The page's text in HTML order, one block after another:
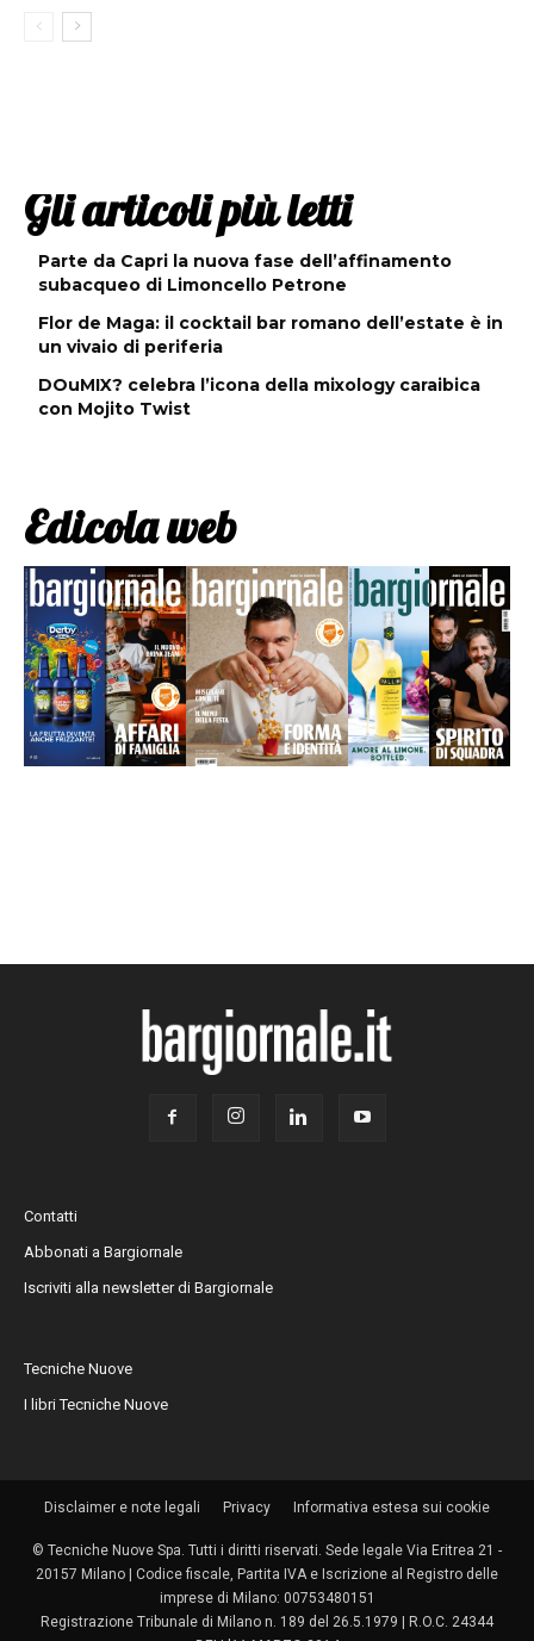
Gli articoli più letti
Parte da Capri la nuova fase dell’affinamento
subacqueo di Limoncello Petrone
Flor de Maga: il cocktail bar romano dell’estate è in
un vivaio di periferia
DOuMIX? celebra l’icona della mixology caraibica
con Mojito Twist
Edicola web
Contatti
Abbonati a Bargiornale
Iscriviti alla newsletter di Bargiornale
Tecniche Nuove
I libri Tecniche Nuove
Disclaimer e note legali Privacy Informativa estesa sui cookie
© Tecniche Nuove Spa. Tutti i diritti riservati. Sede legale Via Eritrea 21 -
20157 Milano | Codice fiscale, Partita IVA e Iscrizione al Registro delle
imprese di Milano: 00753480151
Registrazione Tribunale di Milano n. 189 del 26.5.1979 | R.O.C. 24344